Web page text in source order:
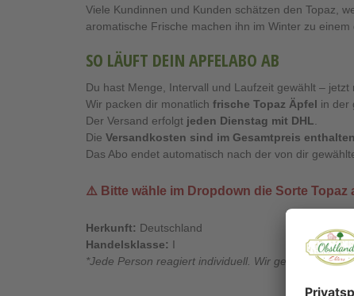
Viele Kundinnen und Kunden schätzen den Topaz,
aromatische Frische machen ihn im Winter zu
SO LÄUFT DEIN APFELABO AB
Du hast Menge, Intervall und Laufzeit gewählt –
Wir packen dir monatlich frische Topaz Äpfel in der
Der Versand erfolgt jeden Dienstag mit DHL.
Die Versandkosten sind im Gesamtpreis enthalten
Das Abo endet automatisch nach der von dir
⚠️ Bitte wähle im Dropdown die Sorte Topaz
Herkunft: Deutschland
Handelsklasse: I
*Jede Person reagiert individuell. Wir geben keine